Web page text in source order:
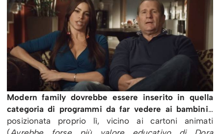
Modern family dovrebbe essere inserito in quella
categoria di programmi da far vedere ai bambini…
posizionata proprio lì, vicino ai cartoni animati